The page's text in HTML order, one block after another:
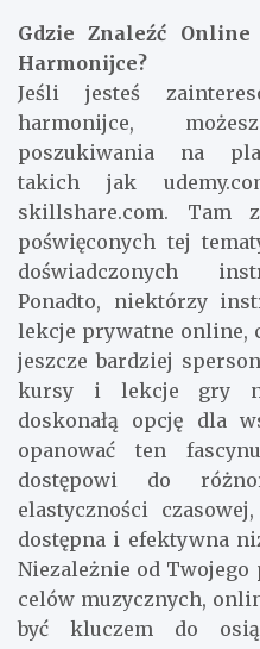
Gdzie Znaleźć
Harmonijce?
Jeśli jesteś
harmonijce,
poszukiwania na
takich jak
skillshare.com. Tam
poświęconych tej
doświadczonych
Ponadto, niektórzy
lekcje prywatne online,
jeszcze bardziej
kursy i lekcje gry
doskonałą opcję dla
opanować ten
dostępowi do
elastyczności
dostępna i efektywna
Niezależnie od
celów muzycznych,
być kluczem do